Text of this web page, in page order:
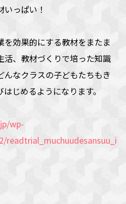
っぱい！
効果的にする教材をまたま
、教材づくりで培った知識
んなクラスの子どもたちもき
じめるようになります。
wp-
readtrial_muchuudesansuu_i